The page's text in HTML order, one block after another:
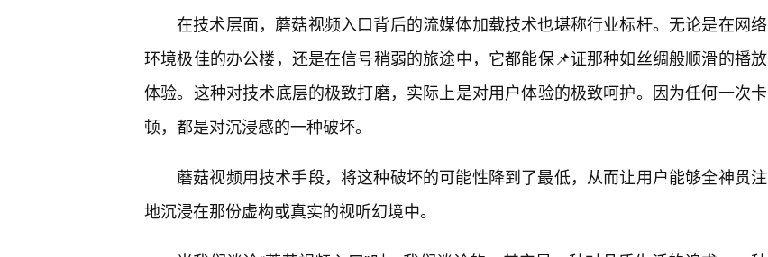
在技术层面，蘑菇视频入口背后的流媒体加载技术也堪称行业标杆。无论是在网络
环境极佳的办公楼，还是在信号稍弱的旅途中，它都能保📌证那种如丝绸般顺滑的播放
体验。这种对技术底层的极致打磨，实际上是对用户体验的极致呵护。因为任何一次卡
顿，都是对沉浸感的一种破坏。
蘑菇视频用技术手段，将这种破坏的可能性降到了最低，从而让用户能够全神贯注
地沉浸在那份虚构或真实的视听幻境中。